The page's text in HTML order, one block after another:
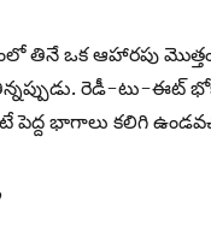
తినే ఒక ఆహారపు
రెడీ-టు-
భాగాలు కలిగి